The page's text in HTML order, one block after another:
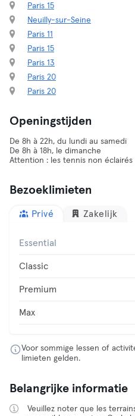
Paris 15
Neuilly-sur-Seine
Paris 11
Paris 15
Paris 13
Paris 20
Paris 20
Openingstijden
De 8h à 22h, du lundi au samedi
De 8h à 18h, le dimanche
Attention : les tennis non
Bezoeklimieten
Privé Zakelijk
Essential
Classic
Premium
Max
Voor sommige lessen of
limieten gelden.
Belangrijke informatie
Veuillez noter que les